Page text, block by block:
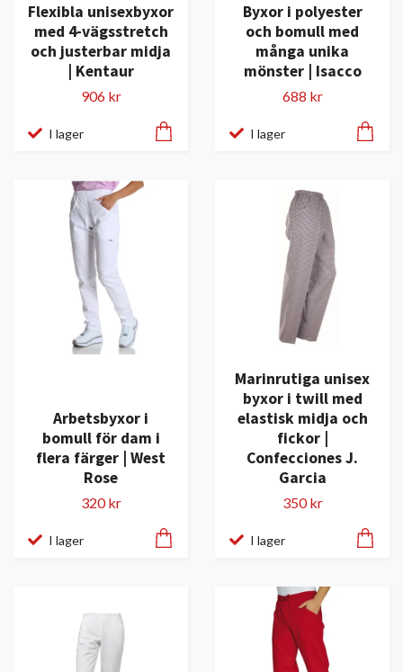
Flexibla unisexbyxor
med 4-vägsstretch
och justerbar midja
| Kentaur
906 kr
I lager
Byxor i polyester
och bomull med
många unika
mönster | Isacco
688 kr
I lager
Arbetsbyxor i
bomull för dam i
flera färger | West
Rose
320 kr
I lager
Marinrutiga unisex
byxor i twill med
elastisk midja och
fickor |
Confecciones J.
Garcia
350 kr
I lager